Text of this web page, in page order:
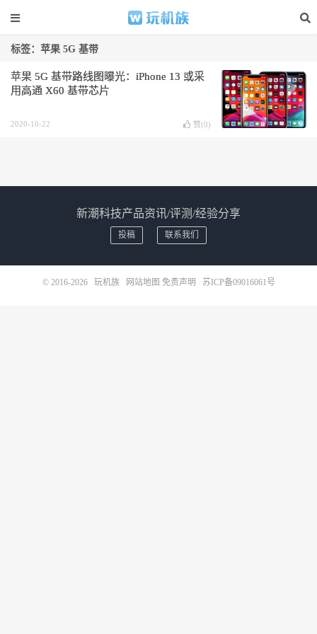
标签：苹果 5G 基带
苹果 5G 基带路线图曝光：iPhone 13 或采
用高通 X60 基带芯片
2020-10-22 赞(0)
新潮科技产品资讯/评测/经验分享
投稿 联系我们
© 2016-2026 玩机族 网站地图 免责声明 苏ICP备09016061号